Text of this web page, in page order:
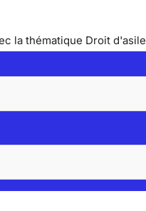
la thématique Droit d'asile